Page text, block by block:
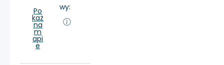
Po
każ
na
m
api
e
wy: